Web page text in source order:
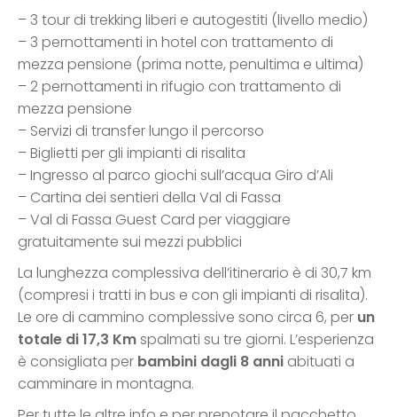
– 3 tour di trekking liberi e autogestiti (livello medio)
– 3 pernottamenti in hotel con trattamento di
mezza pensione (prima notte, penultima e ultima)
– 2 pernottamenti in rifugio con trattamento di
mezza pensione
– Servizi di transfer lungo il percorso
– Biglietti per gli impianti di risalita
– Ingresso al parco giochi sull’acqua Giro d’Ali
– Cartina dei sentieri della Val di Fassa
– Val di Fassa Guest Card per viaggiare
gratuitamente sui mezzi pubblici
La lunghezza complessiva dell’itinerario è di 30,7 km
(compresi i tratti in bus e con gli impianti di risalita).
Le ore di cammino complessive sono circa 6, per un
totale di 17,3 Kmspalmati su tre giorni. L’esperienza
è consigliata per bambini dagli 8 anni abituati a
camminare in montagna.